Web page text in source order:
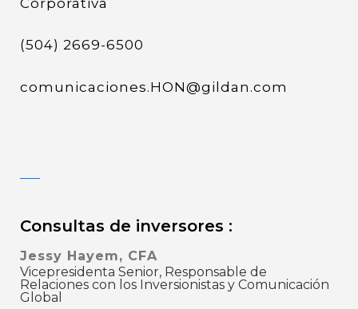
(504) 2669-6500
comunicaciones.HON@gildan.com
Consultas de inversores :
Jessy Hayem, CFA
Vicepresidenta Senior, Responsable de
Relaciones con los Inversionistas y Comunicación
Global